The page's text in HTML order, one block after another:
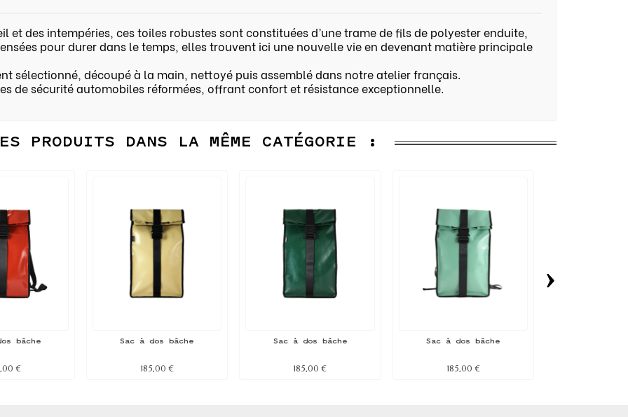
des intempéries, ces toiles robustes sont constituées d’une trame de fils de polyester enduite,
pour durer dans le temps, elles trouvent ici une nouvelle vie en devenant matière principale
sélectionné, découpé à la main, nettoyé puis assemblé dans notre atelier français.
de sécurité automobiles réformées, offrant confort et résistance exceptionnelle.
PRODUITS DANS LA MÊME CATÉGORIE :
bâche
€
Sac à dos bâche
185,00 €
Sac à dos bâche
185,00 €
Sac à dos bâche
185,00 €
›